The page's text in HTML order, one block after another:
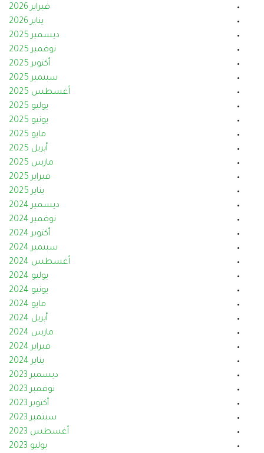
فبراير 2026
يناير 2026
ديسمبر 2025
نوفمبر 2025
أكتوبر 2025
سبتمبر 2025
أغسطس 2025
يوليو 2025
يونيو 2025
مايو 2025
أبريل 2025
مارس 2025
فبراير 2025
يناير 2025
ديسمبر 2024
نوفمبر 2024
أكتوبر 2024
سبتمبر 2024
أغسطس 2024
يوليو 2024
يونيو 2024
مايو 2024
أبريل 2024
مارس 2024
فبراير 2024
يناير 2024
ديسمبر 2023
نوفمبر 2023
أكتوبر 2023
سبتمبر 2023
أغسطس 2023
يوليو 2023